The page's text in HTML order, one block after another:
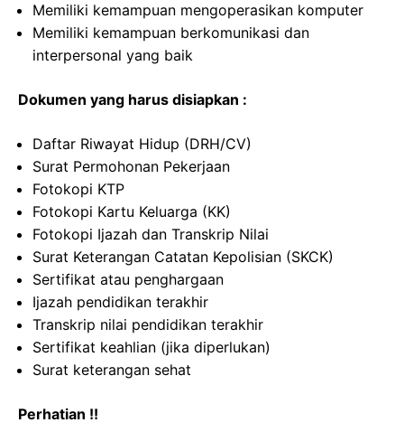
Memiliki kemampuan mengoperasikan komputer
Memiliki kemampuan berkomunikasi dan
interpersonal yang baik
Dokumen yang harus disiapkan :
Daftar Riwayat Hidup (DRH/CV)
Surat Permohonan Pekerjaan
Fotokopi KTP
Fotokopi Kartu Keluarga (KK)
Fotokopi Ijazah dan Transkrip Nilai
Surat Keterangan Catatan Kepolisian (SKCK)
Sertifikat atau penghargaan
Ijazah pendidikan terakhir
Transkrip nilai pendidikan terakhir
Sertifikat keahlian (jika diperlukan)
Surat keterangan sehat
Perhatian !!